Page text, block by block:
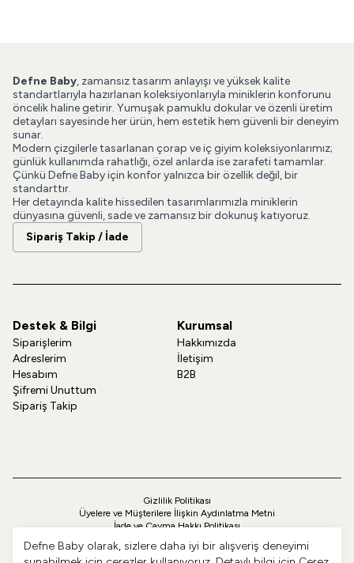
Defne Baby olarak, sizlere daha iyi bir alışveriş deneyimi
Defne Baby, zamansız tasarım anlayışı ve yüksek kalite
standartlarıyla hazırlanan koleksiyonlarıyla miniklerin konforunu
öncelik haline getirir. Yumuşak pamuklu dokular ve özenli üretim
detayları sayesinde her ürün, hem estetik hem güvenli bir deneyim
sunar.
Modern çizgilerle tasarlanan çorap ve iç giyim koleksiyonlarımız;
günlük kullanımda rahatlığı, özel anlarda ise zarafeti tamamlar.
Çünkü Defne Baby için konfor yalnızca bir özellik değil, bir
standarttır.
Her detayında kalite hissedilen tasarımlarımızla miniklerin
dünyasına güvenli, sade ve zamansız bir dokunuş katıyoruz.
Sipariş Takip / İade
Destek & Bilgi
Siparişlerim
Adreslerim
Hesabım
Şifremi Unuttum
Sipariş Takip
Kurumsal
Hakkımızda
İletişim
B2B
Gizlilik Politikası
Üyelere ve Müşterilere İlişkin Aydınlatma Metni
İade ve Cayma Hakkı Politikası
Çerez Politikası